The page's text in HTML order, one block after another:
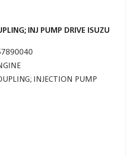
INJ PUMP DRIVE ISUZU
INJECTION PUMP